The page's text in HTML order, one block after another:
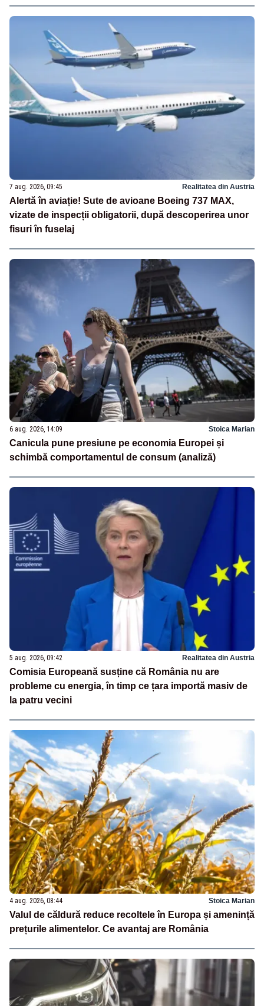
7 aug. 2026, 09:45 Realitatea din Austria
Alertă în aviație! Sute de avioane Boeing 737 MAX,
vizate de inspecții obligatorii, după descoperirea unor
fisuri în fuselaj
6 aug. 2026, 14:09 Stoica Marian
Canicula pune presiune pe economia Europei și
schimbă comportamentul de consum (analiză)
5 aug. 2026, 09:42 Realitatea din Austria
Comisia Europeană susține că România nu are
probleme cu energia, în timp ce țara importă masiv de
la patru vecini
4 aug. 2026, 08:44 Stoica Marian
Valul de căldură reduce recoltele în Europa și amenință
prețurile alimentelor. Ce avantaj are România